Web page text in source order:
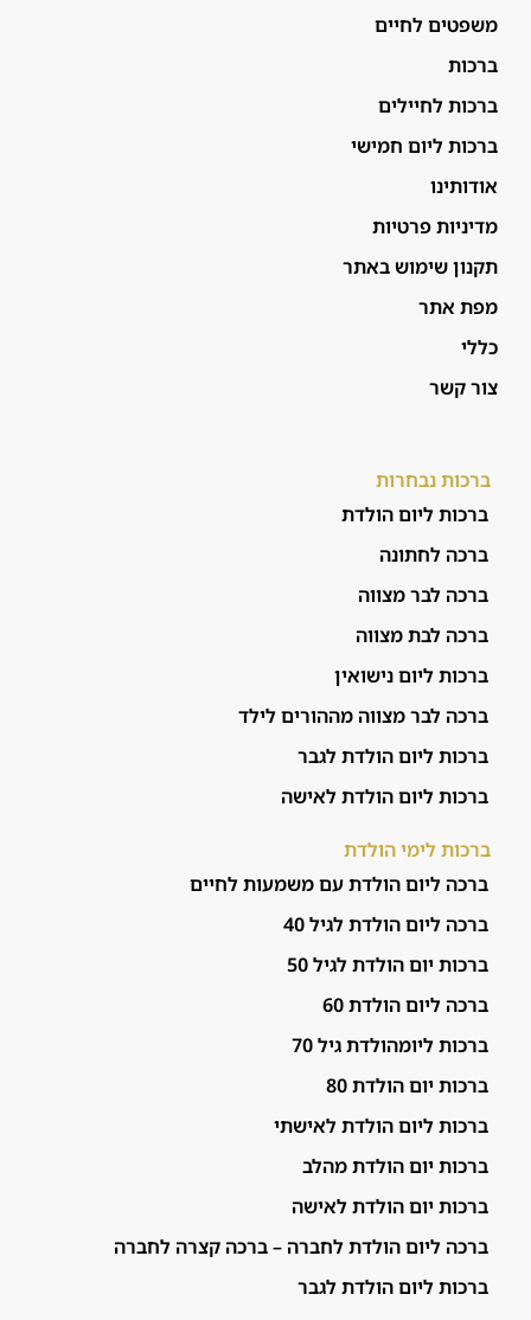
משפטים לחיים
ברכות
ברכות לחיילים
ברכות ליום חמישי
אודותינו
מדיניות פרטיות
תקנון שימוש באתר
מפת אתר
כללי
צור קשר
ברכות נבחרות
ברכות ליום הולדת
ברכה לחתונה
ברכה לבר מצווה
ברכה לבת מצווה
ברכות ליום נישואין
ברכה לבר מצווה מההורים לילד
ברכות ליום הולדת לגבר
ברכות ליום הולדת לאישה
ברכות לימי הולדת
ברכה ליום הולדת עם משמעות לחיים
ברכה ליום הולדת לגיל 40
ברכות יום הולדת לגיל 50
ברכה ליום הולדת 60
ברכות ליומהולדת גיל 70
ברכות יום הולדת 80
ברכות ליום הולדת לאישתי
ברכות יום הולדת מהלב
ברכות יום הולדת לאישה
ברכה ליום הולדת לחברה – ברכה קצרה לחברה
ברכות ליום הולדת לגבר